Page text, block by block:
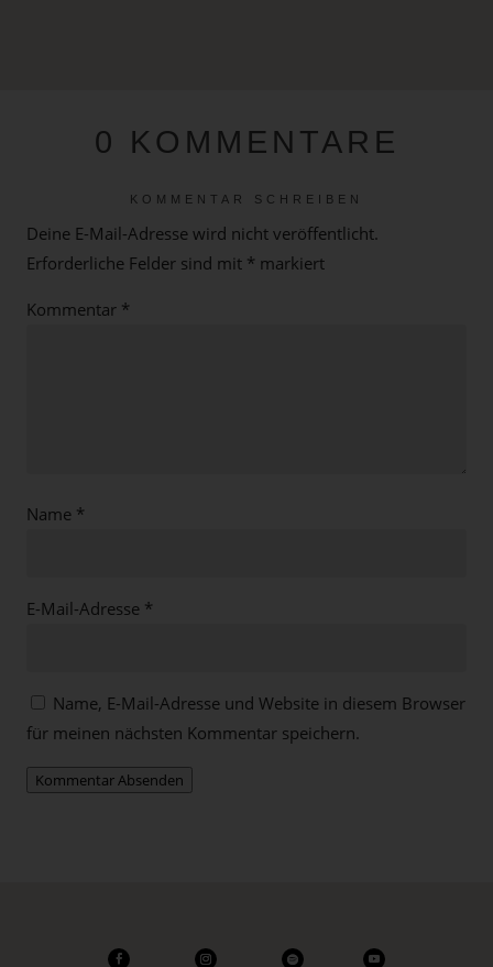
0 KOMMENTARE
KOMMENTAR SCHREIBEN
Deine E-Mail-Adresse wird nicht veröffentlicht.
Erforderliche Felder sind mit * markiert
Kommentar *
Name *
E-Mail-Adresse *
Name, E-Mail-Adresse und Website in diesem Browser
für meinen nächsten Kommentar speichern.
Kommentar Absenden